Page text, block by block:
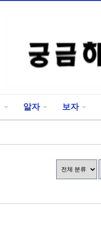
알자 보자